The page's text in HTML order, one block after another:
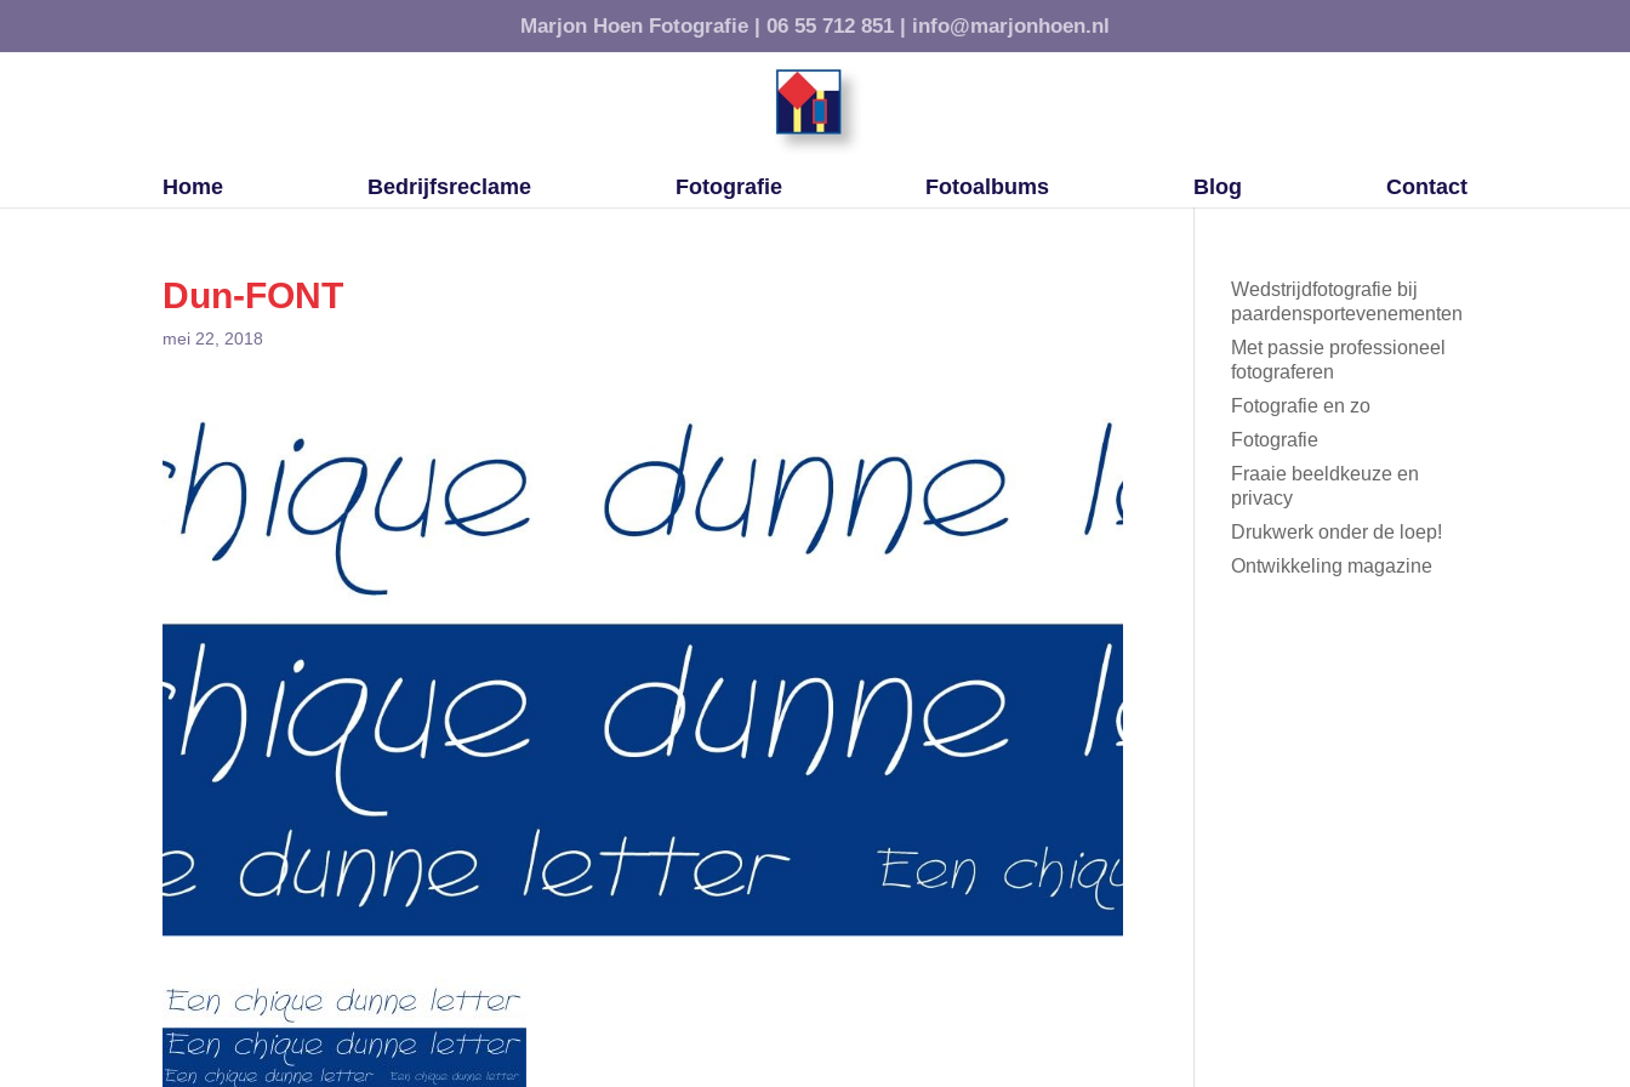
Marjon Hoen Fotografie | 06 55 712 851 | info@marjonhoen.nl
Home Bedrijfsreclame Fotografie Fotoalbums Blog Contact
Dun-FONT
mei 22, 2018
Wedstrijdfotografie bij
paardensportevenementen
Met passie professioneel
fotograferen
Fotografie en zo
Fotografie
Fraaie beeldkeuze en
privacy
Drukwerk onder de loep!
Ontwikkeling magazine